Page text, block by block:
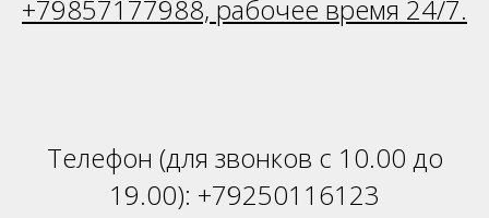
+79857177988, рабочее время 24/7.
Телефон (для звонков с 10.00 до
19.00): +79250116123